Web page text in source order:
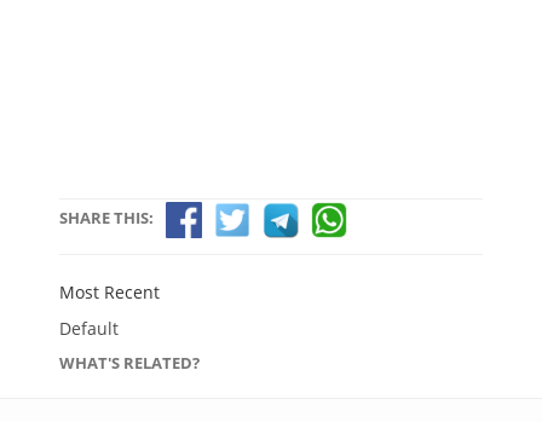
SHARE THIS:
Most Recent
Default
WHAT'S RELATED?